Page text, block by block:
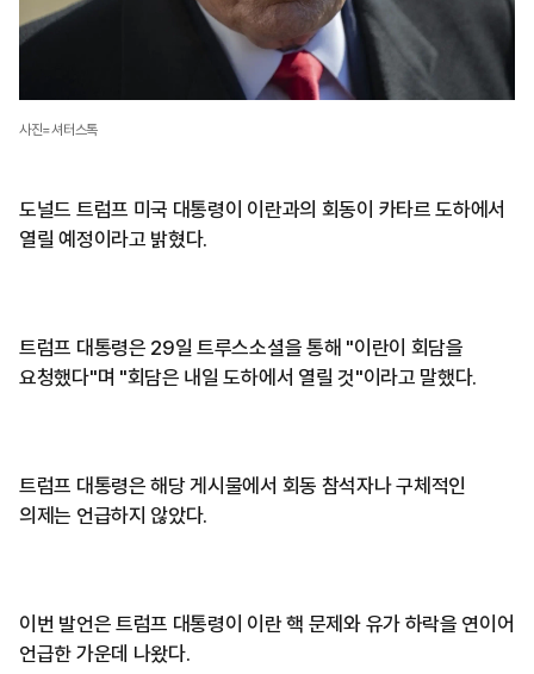
사진=셔터스톡
도널드 트럼프 미국 대통령이 이란과의 회동이 카타르 도하에서
열릴 예정이라고 밝혔다.
트럼프 대통령은 29일 트루스소셜을 통해 "이란이 회담을
요청했다"며 "회담은 내일 도하에서 열릴 것"이라고 말했다.
트럼프 대통령은 해당 게시물에서 회동 참석자나 구체적인
의제는 언급하지 않았다.
이번 발언은 트럼프 대통령이 이란 핵 문제와 유가 하락을 연이어
언급한 가운데 나왔다.